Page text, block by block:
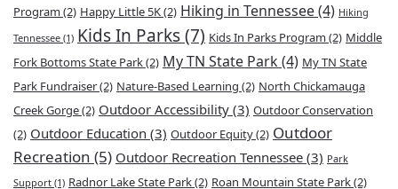
Program (2) Happy Little 5K(2) Hiking in Tennessee(4) Hiking
Tennessee (1) Kids In Parks(7) Kids In Parks Program (2) Middle
Fork Bottoms State Park(2) My TN State Park(4) My TN State
Park Fundraiser(2) Nature-Based Learning (2) North Chickamauga
Creek Gorge(2) Outdoor Accessibility (3) Outdoor Conservation
(2) Outdoor Education (3) Outdoor Equity(2) Outdoor
Recreation (5) Outdoor Recreation Tennessee (3) Park
Support (1) Radnor Lake State Park(2) Roan Mountain State Park(2)